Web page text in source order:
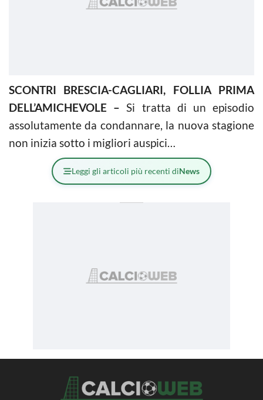
SCONTRI BRESCIA-CAGLIARI, FOLLIA PRIMA
DELL’AMICHEVOLE –Si tratta di un episodio
assolutamente da condannare, la nuova stagione
non inizia sotto i migliori auspici…
Leggi gli articoli più recenti diNews